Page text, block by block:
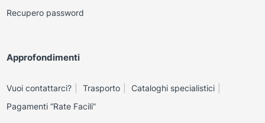
Recupero password
Approfondimenti
Vuoi contattarci? Trasporto
Cataloghi specialistici
Pagamenti “Rate Facili”